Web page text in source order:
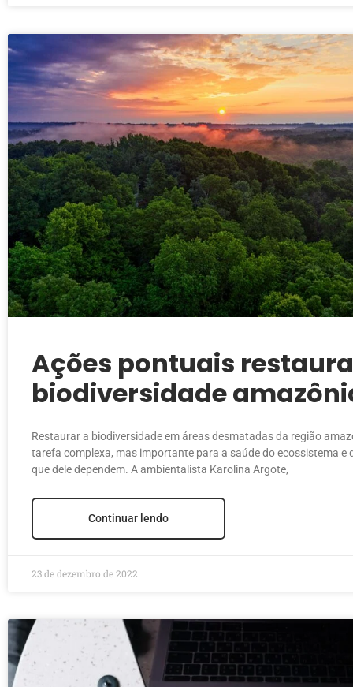
Ações pontuais
biodiversidade
diz estudo
Restaurar a biodiversidade em áreas desmatadas da região
tarefa complexa, mas importante para a saúde do ecossistema e
que dele dependem. A ambientalista Karolina Argote,
Continuar lendo
23 de dezembro de 2022